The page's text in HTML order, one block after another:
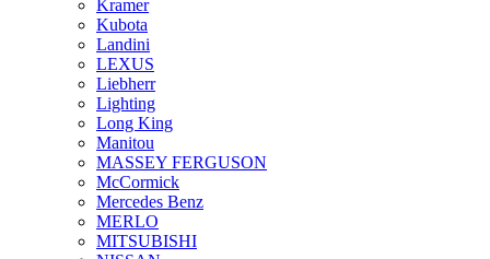
Kramer
Kubota
Landini
LEXUS
Liebherr
Lighting
Long King
Manitou
MASSEY FERGUSON
McCormick
Mercedes Benz
MERLO
MITSUBISHI